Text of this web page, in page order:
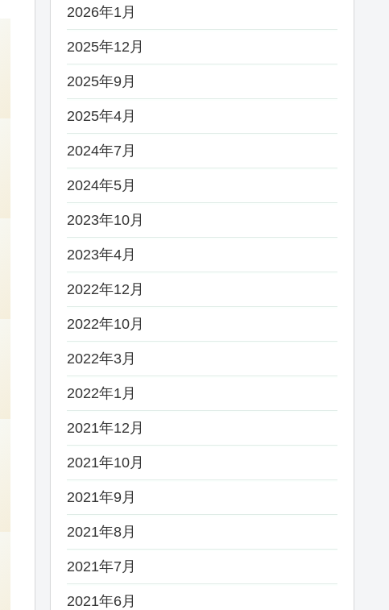
2026年1月
2025年12月
2025年9月
2025年4月
2024年7月
2024年5月
2023年10月
2023年4月
2022年12月
2022年10月
2022年3月
2022年1月
2021年12月
2021年10月
2021年9月
2021年8月
2021年7月
2021年6月